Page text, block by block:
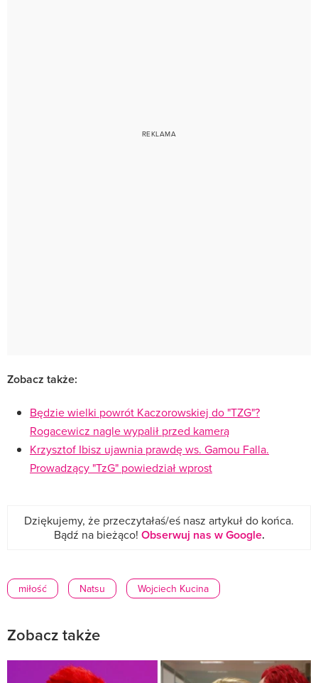
Zobacz także:
Będzie wielki powrót Kaczorowskiej do "TZG"?
Rogacewicz nagle wypalił przed kamerą
Krzysztof Ibisz ujawnia prawdę ws. Gamou Falla.
Prowadzący "TzG" powiedział wprost
Dziękujemy, że przeczytałaś/eś nasz artykuł do końca.
Bądź na bieżąco! Obserwuj nas w Google.
miłość Natsu Wojciech Kucina
Zobacz także